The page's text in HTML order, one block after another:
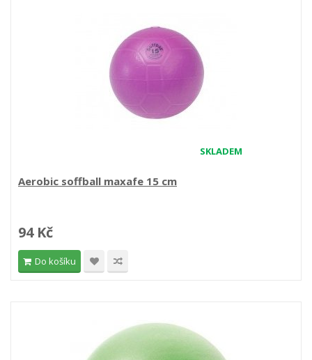
SKLADEM
Aerobic soffball maxafe 15 cm
94 Kč
Do košíku